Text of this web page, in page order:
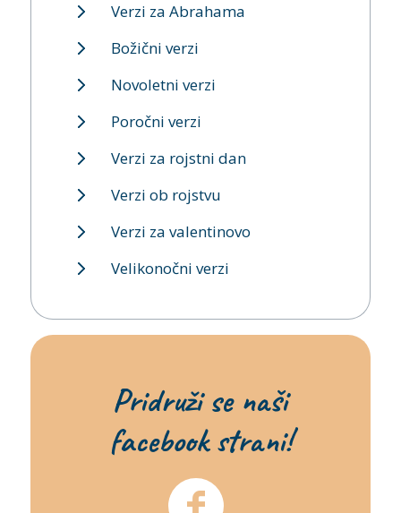
Verzi za Abrahama
Božični verzi
Novoletni verzi
Poročni verzi
Verzi za rojstni dan
Verzi ob rojstvu
Verzi za valentinovo
Velikonočni verzi
Pridruži se naši
facebook strani!